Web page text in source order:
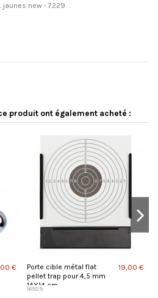
new - 7229
produit ont également acheté :
€
Porte cible métal flat
pellet trap pour 4,5 mm
14X14 cm
16929
19,00 €